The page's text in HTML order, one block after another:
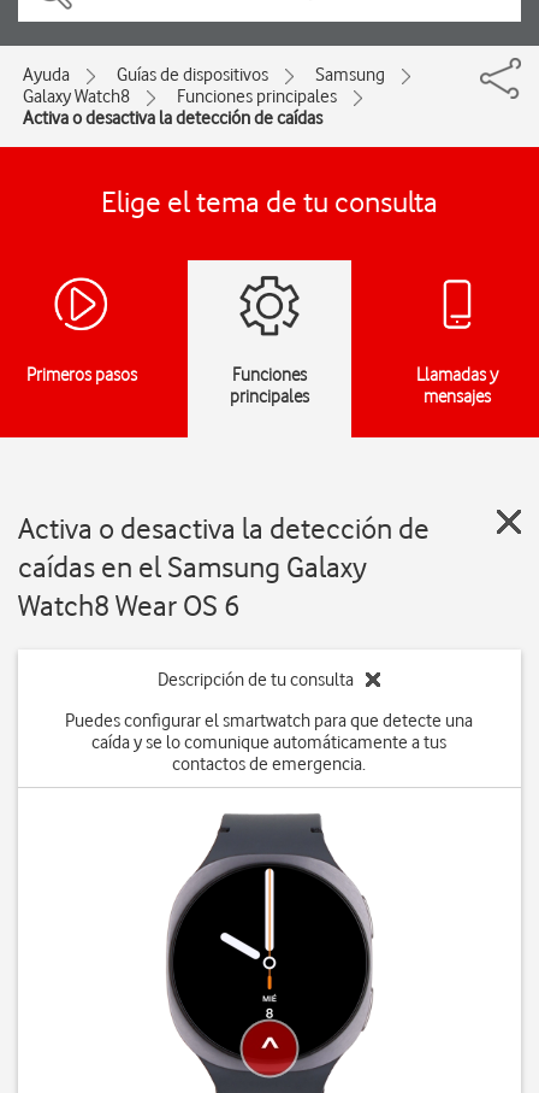
Ayuda Guías de dispositivos
Samsung
Galaxy Watch8
Funciones principales
Activa o desactiva la detección de caídas
Elige el tema de tu consulta
Primeros pasos
Funciones
principales
Llamadas y
mensajes
Activa o desactiva la detección de
caídas en el Samsung Galaxy
Watch8 Wear OS 6
Descripción de tu consulta
Puedes configurar el smartwatch para que detecte una
caída y se lo comunique automáticamente a tus
contactos de emergencia.